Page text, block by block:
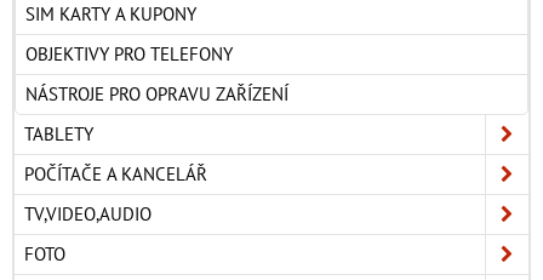
SIM KARTY A KUPONY
OBJEKTIVY PRO TELEFONY
NÁSTROJE PRO OPRAVU ZAŘÍZENÍ
TABLETY
POČÍTAČE A KANCELÁŘ
TV,VIDEO,AUDIO
FOTO